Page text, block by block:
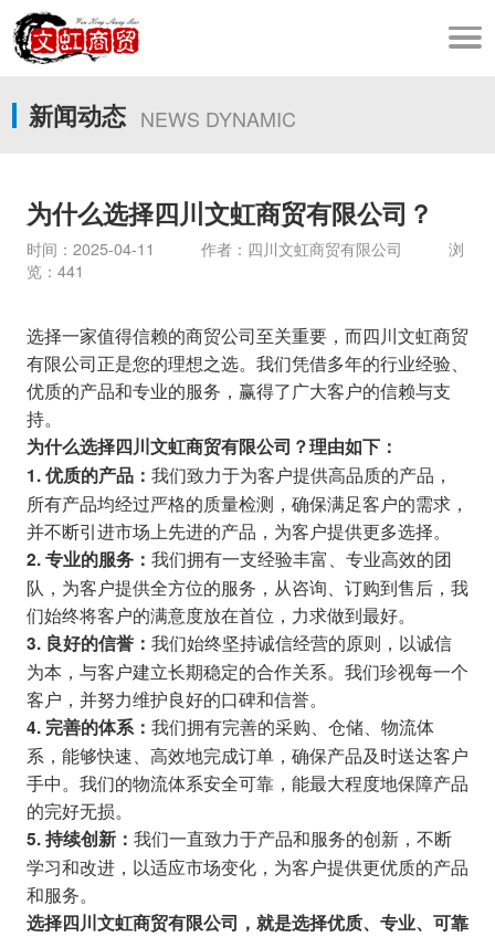
新闻动态 NEWS DYNAMIC
为什么选择四川文虹商贸有限公司？
时间：2025-04-11 作者：四川文虹商贸有限公司 浏
览：441
选择一家值得信赖的商贸公司至关重要，而四川文虹商贸
有限公司正是您的理想之选。我们凭借多年的行业经验、
优质的产品和专业的服务，赢得了广大客户的信赖与支
持。
为什么选择四川文虹商贸有限公司？理由如下：
1. 优质的产品： 我们致力于为客户提供高品质的产品，
所有产品均经过严格的质量检测，确保满足客户的需求，
并不断引进市场上先进的产品，为客户提供更多选择。
2. 专业的服务： 我们拥有一支经验丰富、专业高效的团
队，为客户提供全方位的服务，从咨询、订购到售后，我
们始终将客户的满意度放在首位，力求做到最好。
3. 良好的信誉： 我们始终坚持诚信经营的原则，以诚信
为本，与客户建立长期稳定的合作关系。我们珍视每一个
客户，并努力维护良好的口碑和信誉。
4. 完善的体系： 我们拥有完善的采购、仓储、物流体
系，能够快速、高效地完成订单，确保产品及时送达客户
手中。我们的物流体系安全可靠，能最大程度地保障产品
的完好无损。
5. 持续创新： 我们一直致力于产品和服务的创新，不断
学习和改进，以适应市场变化，为客户提供更优质的产品
和服务。
选择四川文虹商贸有限公司，就是选择优质、专业、可靠